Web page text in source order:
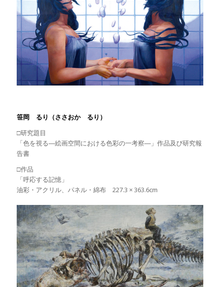
笹岡 るり（ささおか るり）
□研究題目
「色を視る―絵画空間における色彩の一考察―」作品及び研究報
告書
□作品
「呼応する記憶」
油彩・アクリル、パネル・綿布 227.3 × 363.6cm